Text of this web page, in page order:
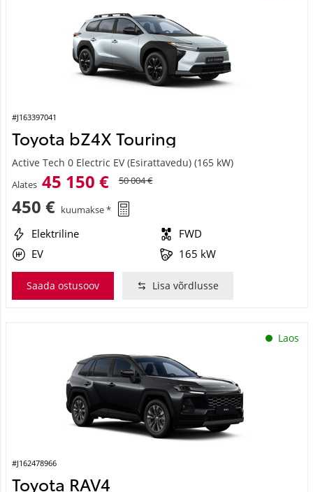
#J163397041
Toyota bZ4X Touring
Active Tech 0 Electric EV (Esirattavedu) (165 kW)
Alates 45 150 € 50 004 €
450 € kuumakse *
Elektriline
FWD
EV
165 kW
Saada ostusoov Lisa võrdlusse
Laos
#J162478966
Toyota RAV4